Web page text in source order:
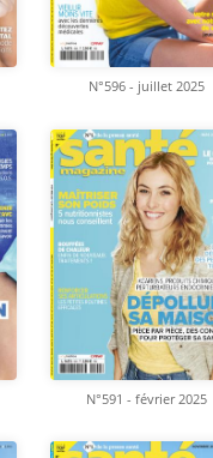
N°596 - juillet 2025
N°591 - février 2025